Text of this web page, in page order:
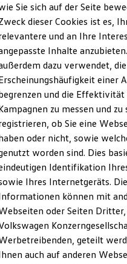
Fahrerassistenz- und
Kontrollleuchten
Kurzfahrprofile und
XTL-Dieselkraftstoff
und
Zubehör und Lifestyle
myVolkswagen
Business
& Autonom
- & Hybridfahrzeuge
Unser Ansatz
Klimafreundlicher Strom
& Ladelösungen
Reichweitensimulator
Ladezeitensimulator
Ladelösungen für
Ladelösungen für
Wallbox und Ladekabel
Förderung & Kosten der
Fördermöglichkeiten für
Fördermöglichkeiten für
uns, dass Sie unsere
GmbH & Co. KG
informieren wir Sie über
Daten
mit Ihrem Besuch
Ihrer
Webseite bietet Ihnen
die wir Ihnen in Bezug auf
personenbezogene
möchten. Bei der
Sie sich auf der Seite
dieser Cookies ist es,
und an Ihre
Inhalte
dazu verwendet, die
einer
und die Effektivität
zu messen und zu
ob Sie eine
oder nicht, sowie
worden sind. Dies
Identifikation
Ihres Internetgeräts. Die
können mit
oder Seiten Dritter,
geteilt
auch auf anderen